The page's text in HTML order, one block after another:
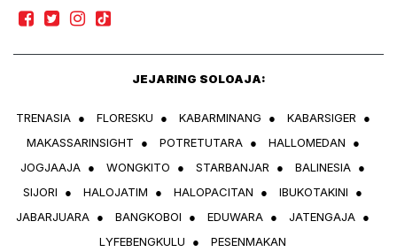
JEJARING SOLOAJA:
TRENASIA ● FLORESKU ● KABARMINANG ● KABARSIGER ●
MAKASSARINSIGHT
● POTRETUTARA ● HALLOMEDAN
●
JOGJAAJA ● WONGKITO ● STARBANJAR ● BALINESIA ●
SIJORI
● HALOJATIM ● HALOPACITAN ● IBUKOTAKINI
●
JABARJUARA ● BANGKOBOI ● EDUWARA ● JATENGAJA ●
LYFEBENGKULU
● PESENMAKAN